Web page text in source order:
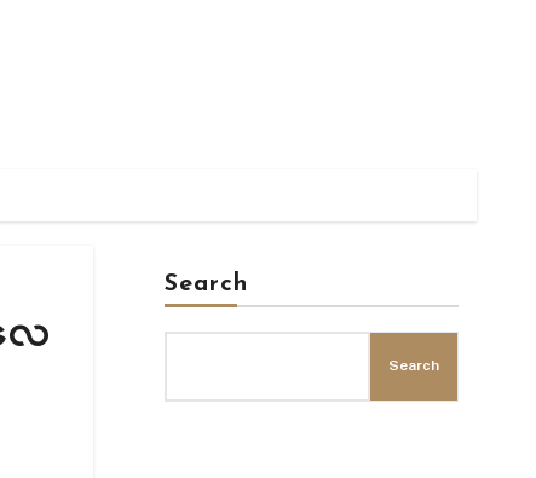
ေ
Search
Search